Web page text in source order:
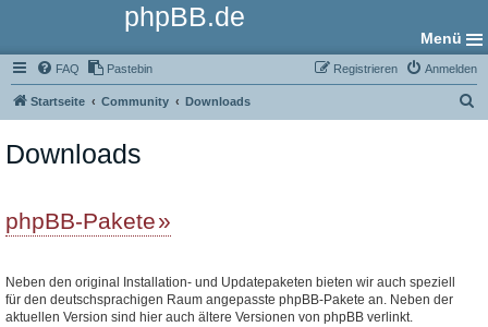
phpBB.de
Menü
FAQ Pastebin Anmelden
Registrieren
Startseite Community Downloads
Downloads
phpBB-Pakete
Neben den original Installation- und Updatepaketen bieten wir auch speziell
für den deutschsprachigen Raum angepasste phpBB-Pakete an. Neben der
aktuellen Version sind hier auch ältere Versionen von phpBB verlinkt.